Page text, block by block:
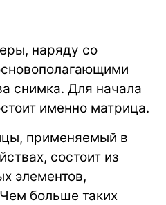
наряду со
снимка. Для начала
именно матрица.
применяемый в
состоит из
элементов,
больше таких